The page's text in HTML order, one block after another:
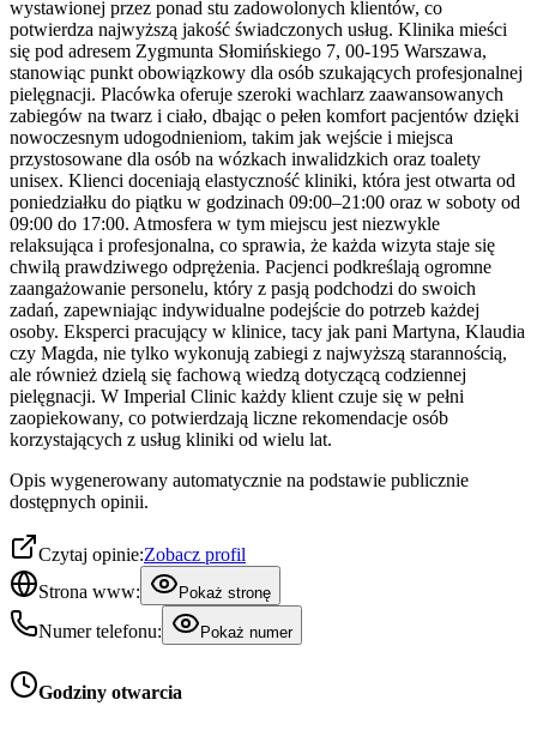
wystawionej przez ponad stu zadowolonych klientów, co
potwierdza najwyższą jakość świadczonych usług. Klinika mieści
się pod adresem Zygmunta Słomińskiego 7, 00-195 Warszawa,
stanowiąc punkt obowiązkowy dla osób szukających profesjonalnej
pielęgnacji. Placówka oferuje szeroki wachlarz zaawansowanych
zabiegów na twarz i ciało, dbając o pełen komfort pacjentów dzięki
nowoczesnym udogodnieniom, takim jak wejście i miejsca
przystosowane dla osób na wózkach inwalidzkich oraz toalety
unisex. Klienci doceniają elastyczność kliniki, która jest otwarta od
poniedziałku do piątku w godzinach 09:00–21:00 oraz w soboty od
09:00 do 17:00. Atmosfera w tym miejscu jest niezwykle
relaksująca i profesjonalna, co sprawia, że każda wizyta staje się
chwilą prawdziwego odprężenia. Pacjenci podkreślają ogromne
zaangażowanie personelu, który z pasją podchodzi do swoich
zadań, zapewniając indywidualne podejście do potrzeb każdej
osoby. Eksperci pracujący w klinice, tacy jak pani Martyna, Klaudia
czy Magda, nie tylko wykonują zabiegi z najwyższą starannością,
ale również dzielą się fachową wiedzą dotyczącą codziennej
pielęgnacji. W Imperial Clinic każdy klient czuje się w pełni
zaopiekowany, co potwierdzają liczne rekomendacje osób
korzystających z usług kliniki od wielu lat.
Opis wygenerowany automatycznie na podstawie publicznie
dostępnych opinii.
Czytaj opinie:Zobacz profil
Strona www:
Pokaż stronę
Numer telefonu: Pokaż numer
Godziny otwarcia